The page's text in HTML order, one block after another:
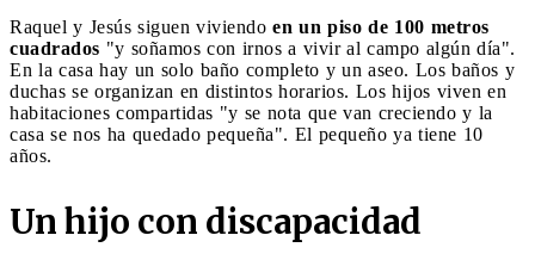
Raquel y Jesús siguen viviendo en un piso de 100 metros
cuadrados "y soñamos con irnos a vivir al campo algún día".
En la casa hay un solo baño completo y un aseo. Los baños y
duchas se organizan en distintos horarios. Los hijos viven en
habitaciones compartidas "y se nota que van creciendo y la
casa se nos ha quedado pequeña". El pequeño ya tiene 10
años.
Un hijo con discapacidad